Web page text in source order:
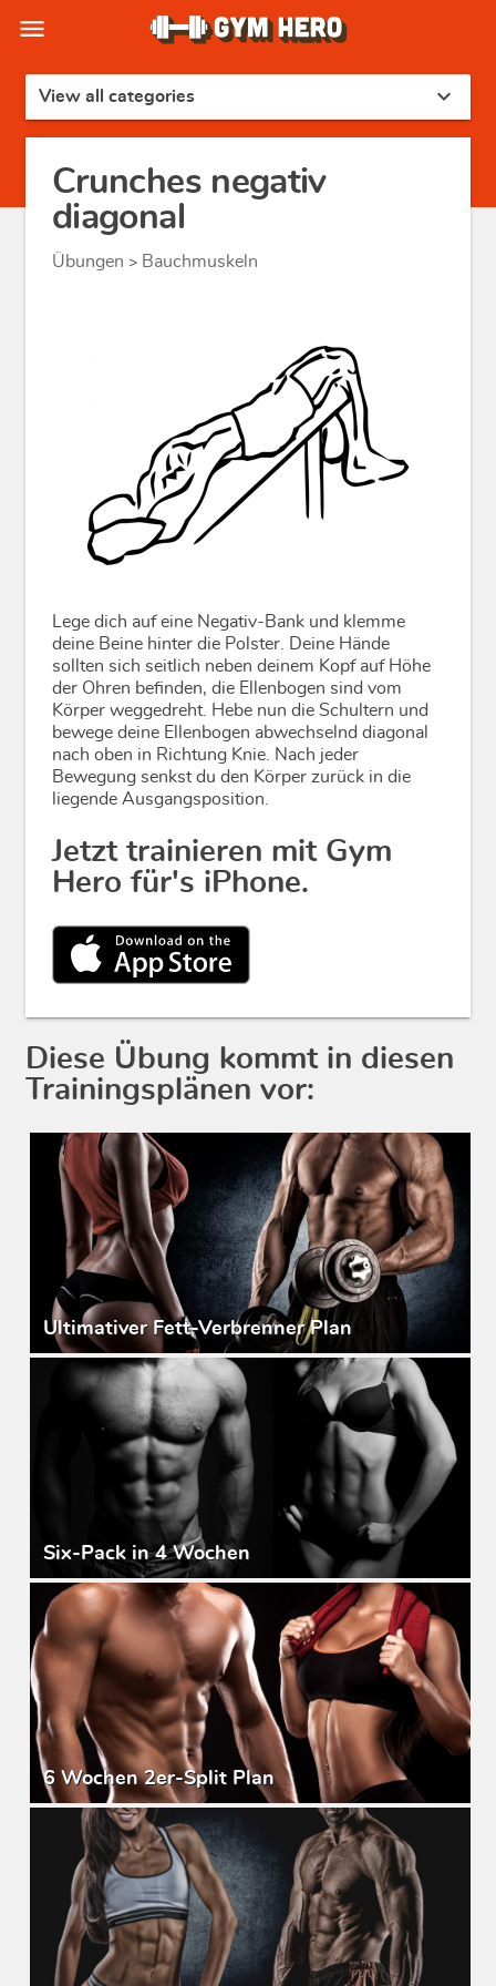
menu
View all categories expand_more
Crunches negativ
diagonal
Übungen > Bauchmuskeln
Lege dich auf eine Negativ-Bank und klemme
deine Beine hinter die Polster. Deine Hände
sollten sich seitlich neben deinem Kopf auf Höhe
der Ohren befinden, die Ellenbogen sind vom
Körper weggedreht. Hebe nun die Schultern und
bewege deine Ellenbogen abwechselnd diagonal
nach oben in Richtung Knie. Nach jeder
Bewegung senkst du den Körper zurück in die
liegende Ausgangsposition.
Jetzt trainieren mit Gym
Hero für's iPhone.
Diese Übung kommt in diesen
Trainingsplänen vor:
Ultimativer Fett-Verbrenner Plan
Six-Pack in 4 Wochen
6 Wochen 2er-Split Plan